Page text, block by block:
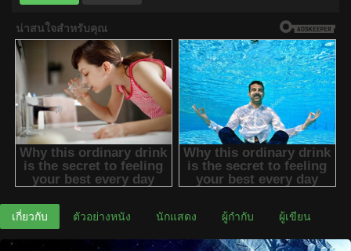
เกี่ยวกับ ตัวอย่างหนัง นักแสดง ผู้กำกับ ผู้เขียน